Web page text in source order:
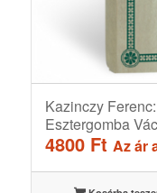
Kazinczy
Esztergomba
4800 Ft Az ár